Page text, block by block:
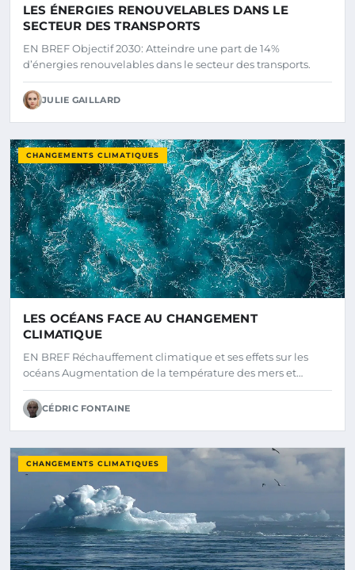
LES ÉNERGIES RENOUVELABLES DANS LE
SECTEUR DES TRANSPORTS
EN BREF Objectif 2030: Atteindre une part de 14%
d’énergies renouvelables dans le secteur des transports.
JULIE GAILLARD
CHANGEMENTS CLIMATIQUES
LES OCÉANS FACE AU CHANGEMENT
CLIMATIQUE
EN BREF Réchauffement climatique et ses effets sur les
océans Augmentation de la température des mers et…
CÉDRIC FONTAINE
CHANGEMENTS CLIMATIQUES